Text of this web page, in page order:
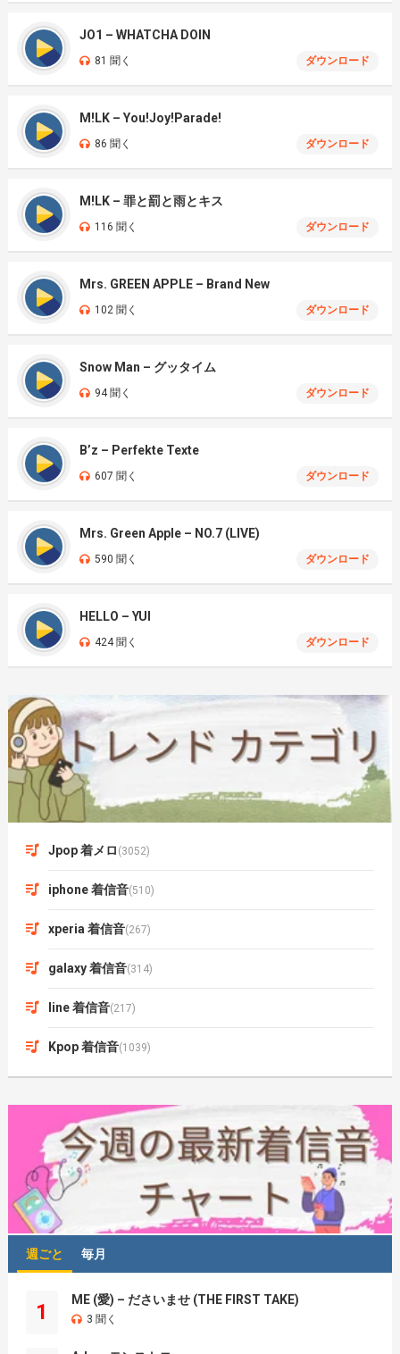
JO1 – WHATCHA DOIN
81 聞く ダウンロード
M!LK – You!Joy!Parade!
86 聞く ダウンロード
M!LK – 罪と罰と雨とキス
116 聞く ダウンロード
Mrs. GREEN APPLE – Brand New
102 聞く ダウンロード
Snow Man – グッタイム
94 聞く ダウンロード
B’z – Perfekte Texte
607 聞く ダウンロード
Mrs. Green Apple – NO.7 (LIVE)
590 聞く ダウンロード
HELLO – YUI
424 聞く ダウンロード
Jpop 着メロ (3052)
iphone 着信音(510)
xperia 着信音(267)
galaxy 着信音(314)
line 着信音(217)
Kpop 着信音(1039)
週ごと 毎月
1
ME (愛) – ださいませ (THE FIRST TAKE)
3 聞く